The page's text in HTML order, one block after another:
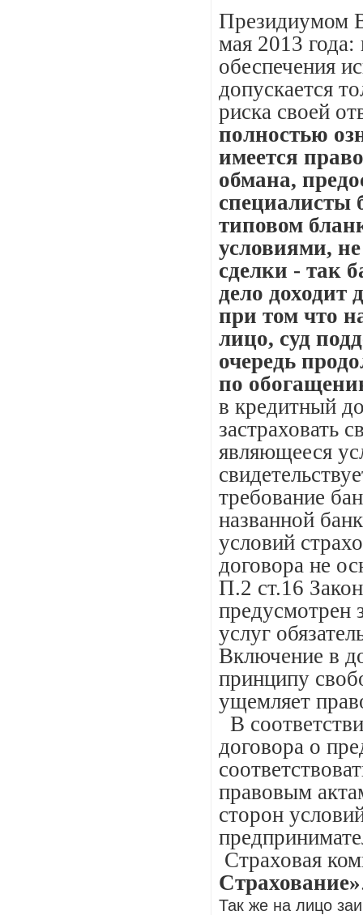
Президиумом
мая 2013 года:
обеспечения
допускается
риска своей
полностью
имеется
обмана,
специалисты
типовом
условиями,
сделки - так
дело доходит
при том что
лицо, суд
очередь
по
в кредитный
застраховать
являющееся
требование
названной
условий
договора не
П.2 ст.16
предусмотрен
услуг
Включение в
принципу
ущемляет
В
договора о
правовым
сторон
Страховая
Страхование»
Так же на лицо